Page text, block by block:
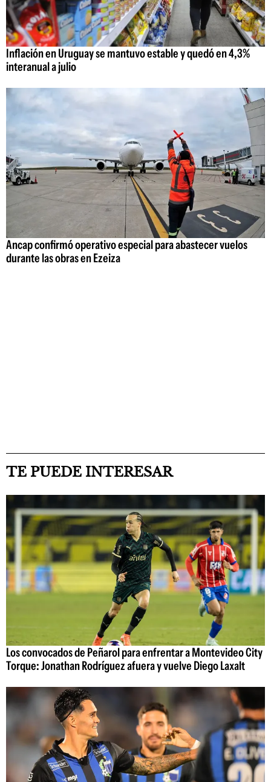
Inflación en Uruguay se mantuvo estable y quedó en 4,3%
interanual a julio
Ancap confirmó operativo especial para abastecer vuelos
durante las obras en Ezeiza
TE PUEDE INTERESAR
Los convocados de Peñarol para enfrentar a Montevideo City
Torque: Jonathan Rodríguez afuera y vuelve Diego Laxalt